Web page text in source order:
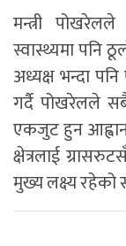
मन्त्री
स्वास्थ्यमा पनि
अध्यक्ष भन्दा
गर्दै पोखरेलले सबै
एकजुट हुन
क्षेत्रलाई
मुख्य लक्ष्य रहेको